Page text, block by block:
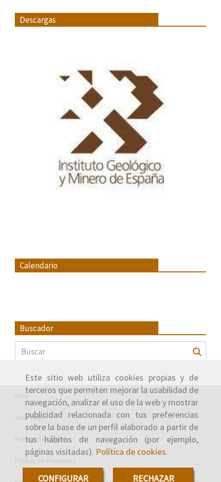
Este sitio web utiliza cookies propias y de
terceros que permiten mejorar la usabilidad de
navegación, analizar el uso de la web y mostrar
publicidad relacionada con tus preferencias
sobre la base de un perfil elaborado a partir de
tus hábitos de navegación (por ejemplo,
páginas visitadas). Política de cookies.
CONFIGURAR RECHAZAR
Descargas
Calendario
Buscador
Inicio
Aviso Legal
Política de cookies
Política de Privacidad